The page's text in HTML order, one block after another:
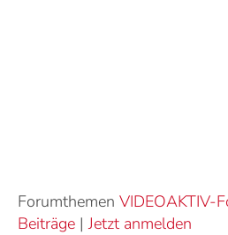
Forumthemen VIDEOAKTIV-
Beiträge |Jetzt anmelden